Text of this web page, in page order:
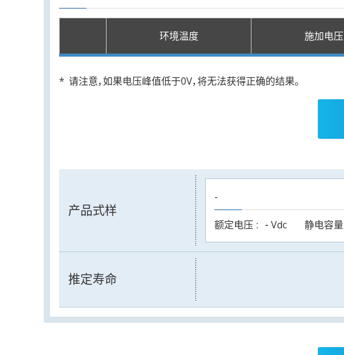
环境温度 施加电压
请注意，如果电压峰值低于0V，将无法获得正确的结果。
产品式样
-
额定电压 - Vdc 静电容量
推定寿命